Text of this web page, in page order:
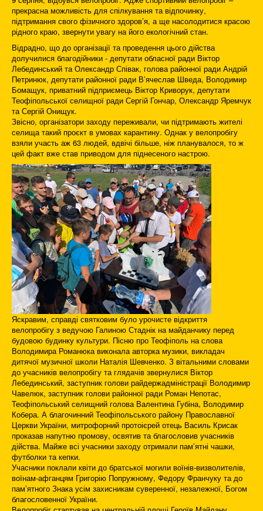
прекрасна можливість для спілкування та відпочинку,
підтримання свого фізичного здоров’я, а ще насолодитися красою
рідного краю, звернути увагу на його екологічний стан.
Відрадно, що до організації та проведення цього дійства
долучилися благодійники - депутати обласної ради Віктор
Лебединський та Олександр Співак, голова районної ради Андрій
Петринюк, депутати районної ради В’ячеслав Шведа, Володимир
Бомащук, приватний підприємець Віктор Криворук, депутати
Теофіпольської селищної ради Сергій Гончар, Олександр Яремчук
та Сергій Онищук.
Звісно, організатори заходу переживали, чи підтримають жителі
селища такий проєкт в умовах карантину. Однак у велопробігу
взяли участь аж 63 людей, вдвічі більше, ніж планувалося, то ж
цей факт вже став приводом для піднесеного настрою.
Яскравим, справді святковим було урочисте відкриття
велопробігу з ведучою Галиною Стаднік на майданчику перед
будовою будинку культури. Пісню про Теофіполь на слова
Володимира Романюка виконала авторка музики, викладач
дитячої музичної школи Наталія Шевченко. З вітальними словами
до учасників велопробігу та глядачів звернулися Віктор
Лебединський, заступник голови райдержадміністрації Володимир
Чавелюк, заступник голови районної ради Роман Непотас,
Теофіпольський селищний голова Валентина Губіна, Володимир
Кобера. А благочинний Теофіпольського району Православної
Церкви України, митрофорний протоієрей отець Василь Крисак
проказав напутню промову, освятив та благословив учасників
дійства. Майже всі учасники заходу отримали пам’ятні чашки,
футболки та кепки.
Учасники поклали квіти до братської могили воїнів-визволителів,
воїнам-афганцям Григорію Попружному, Федору Франчуку та до
пам’ятного Знака усім захисникам суверенної, незалежної, Богом
благословенної України.